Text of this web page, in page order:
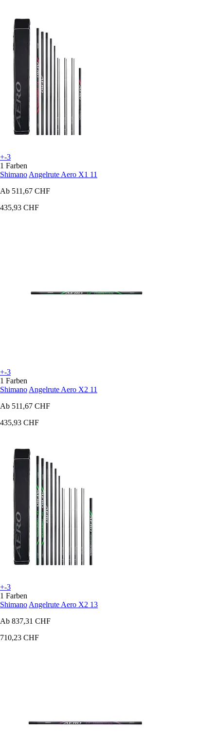
+-3
1 Farben
Shimano Angelrute Aero X1 11
Ab 511,67 CHF
435,93 CHF
+-3
1 Farben
Shimano Angelrute Aero X2 11
Ab 511,67 CHF
435,93 CHF
+-3
1 Farben
Shimano Angelrute Aero X2 13
Ab 837,31 CHF
710,23 CHF